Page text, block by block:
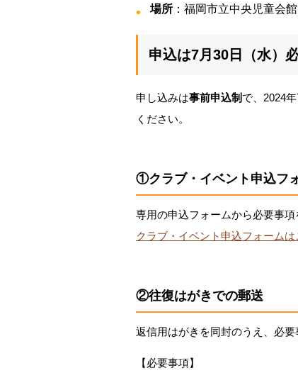
場所 ：福岡市立中央児童会
申込は7月30日（水）
申し込みは事前申込制 で、2024
ください。
①クラブ・イベント申込フ
専用の申込フォームから必要事
クラブ・イベント申込フォームは
②往復はがきでの郵送
返信用はがきを同封のうえ、必要
【必要事項】